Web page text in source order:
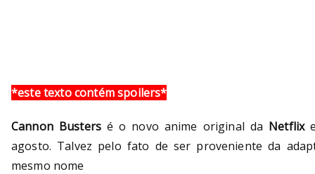
*este texto contém spoilers*
Cannon Busters é o novo anime original da Netflix
agosto. Talvez pelo fato de ser proveniente da
mesmo nome